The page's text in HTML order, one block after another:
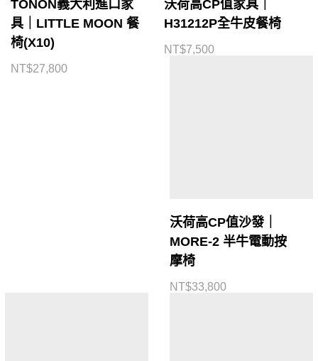
TONON義大利進口家
具｜LITTLE MOON 餐
椅(X10)
NT$27,800
沃荷高CP值家具｜
H31212P全牛皮餐椅
NT$7,500
沃荷高CP值沙發｜
MORE-2 半牛電動按
摩椅
NT$33,800